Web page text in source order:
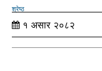
१ असार २०८२